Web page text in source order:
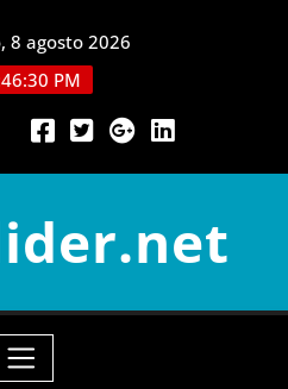
8 agosto 2026
PM